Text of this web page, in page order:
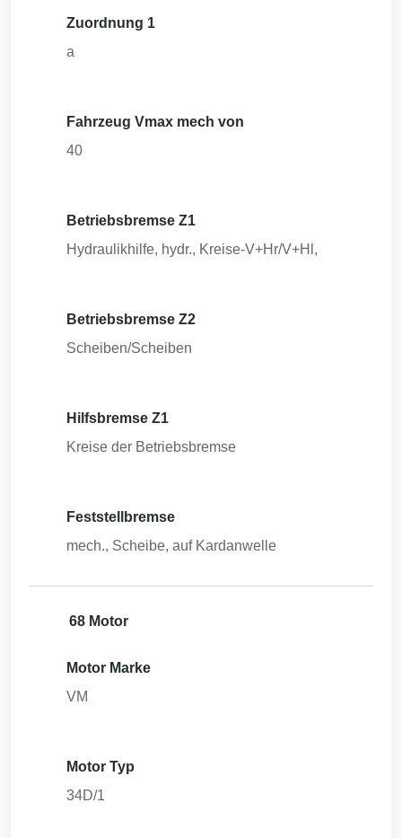
Zuordnung 1
a
Fahrzeug Vmax mech von
40
Betriebsbremse Z1
Hydraulikhilfe, hydr., Kreise-V+Hr/V+Hl,
Betriebsbremse Z2
Scheiben/Scheiben
Hilfsbremse Z1
Kreise der Betriebsbremse
Feststellbremse
mech., Scheibe, auf Kardanwelle
68 Motor
Motor Marke
VM
Motor Typ
34D/1